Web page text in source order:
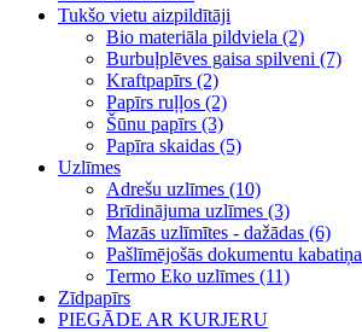
Tukšo vietu aizpildītāji
Bio materiāla pildviela (2)
Burbuļplēves gaisa spilveni (7)
Kraftpapīrs (2)
Papīrs ruļļos (2)
Šūnu papīrs (3)
Papīra skaidas (5)
Uzlīmes
Adrešu uzlīmes (10)
Brīdinājuma uzlīmes (3)
Mazās uzlīmītes - dažādas (6)
Pašlīmējošās dokumentu
Termo Eko uzlīmes (11)
Zīdpapīrs
PIEGĀDE AR KURJERU